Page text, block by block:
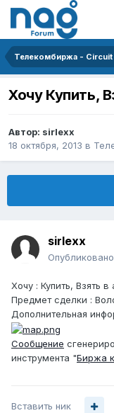
Телекомбиржа - Circuit
Хочу Купить,
Автор: sirlexx
18 октября, 2013 в
sirlexx
Опубликовано
Хочу : Купить, Взять в
Предмет сделки :
Дополнительная
Сообщение
инструмента "Биржа
Вставить ник